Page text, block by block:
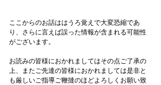
ここからのお話ははうろ覚えで大変恐縮であ
り、さらに言えば誤った情報が含まれる可能性
がございます。
お読みの皆様におかれましてはその点ご了承の
上、またご先達の皆様におかれましては是非と
も厳しいご指導ご鞭撻のほどよろしくお願い致